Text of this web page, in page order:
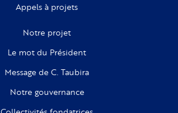
Appels à projets
Notre projet
Le mot du Président
Message de C. Taubira
Notre gouvernance